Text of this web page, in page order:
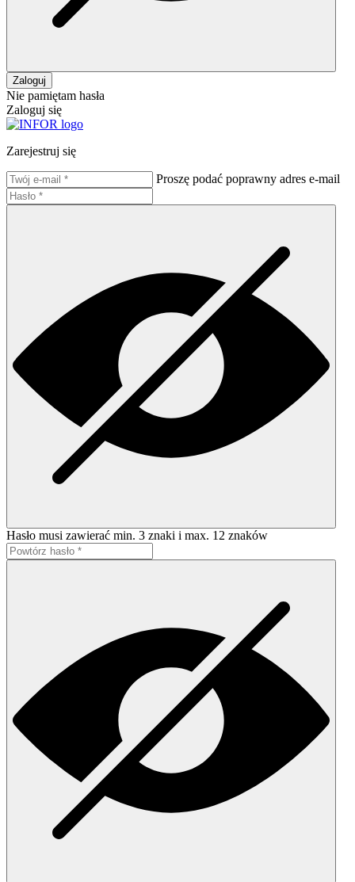
Zaloguj
Nie pamiętam hasła
Zaloguj się
Zarejestruj się
Proszę podać poprawny adres e-mail
Hasło musi zawierać min. 3 znaki i max. 12 znaków